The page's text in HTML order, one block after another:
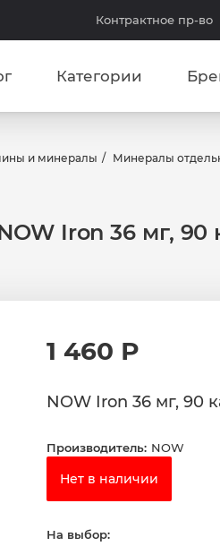
Контрактное пр-во
Категории
и минералы Минералы
Iron 36 мг, 90
1 460 Р
NOW Iron 36 мг, 90
Производитель: NOW
Нет в наличии
На выбор: